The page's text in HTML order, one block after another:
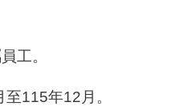
工。
115年12月。